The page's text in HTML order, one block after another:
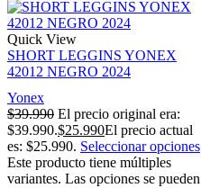
Quick View
SHORT LEGGINS YONEX
42012 NEGRO 2024
Yonex
$39.990 El precio original era:
$39.990.$25.990El precio actual
es: $25.990. Seleccionar opciones
Este producto tiene múltiples
variantes. Las opciones se pueden